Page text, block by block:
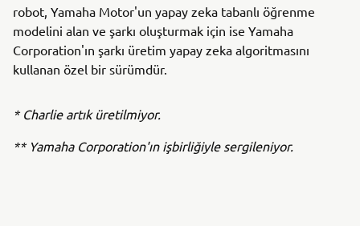
robot, Yamaha Motor'un yapay zeka tabanlı öğrenme
modelini alan ve şarkı oluşturmak için ise Yamaha
Corporation'ın şarkı üretim yapay zeka algoritmasını
kullanan özel bir sürümdür.
* Charlie artık üretilmiyor.
** Yamaha Corporation'ın işbirliğiyle sergileniyor.